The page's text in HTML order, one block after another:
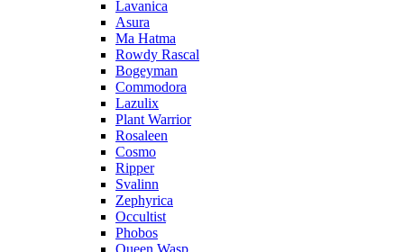
Lavanica
Asura
Ma Hatma
Rowdy Rascal
Bogeyman
Commodora
Lazulix
Plant Warrior
Rosaleen
Cosmo
Ripper
Svalinn
Zephyrica
Occultist
Phobos